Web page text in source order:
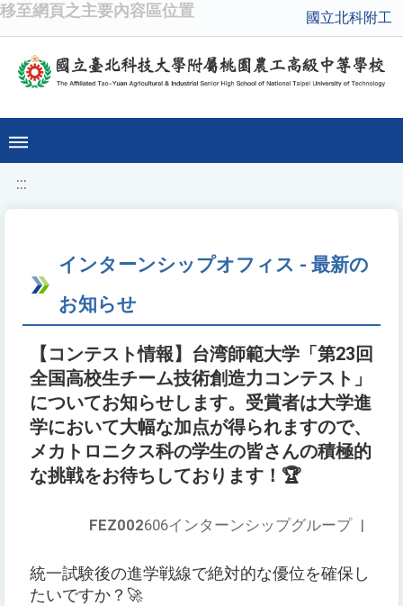
移至網頁之主要內容區位置 國立北科附工
:::
インターンシップオフィス - 最新の
お知らせ
【コンテスト情報】台湾師範大学「第23回
全国高校生チーム技術創造力コンテスト」
についてお知らせします。受賞者は大学進
学において大幅な加点が得られますので、
メカトロニクス科の学生の皆さんの積極的
な挑戦をお待ちしております！🏆
FEZ002606インターンシップグループ |
統一試験後の進学戦線で絶対的な優位を確保し
たいですか？🚀